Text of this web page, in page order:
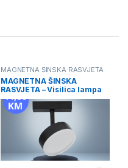
MAGNETNA ŠINSKA RASVJETA
MAGNETNA ŠINSKA
RASVJETA – Visilica lampa
9W